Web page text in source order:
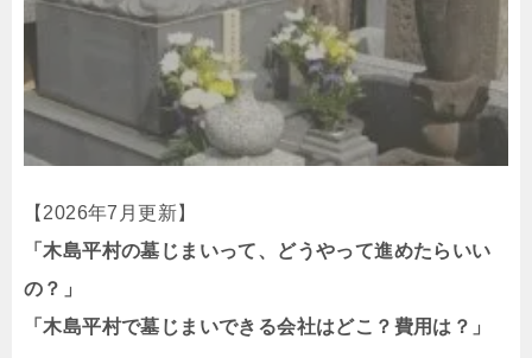
【2026年7月更新】
「木島平村の墓じまいって、どうやって進めたらいい
の？」
「木島平村で墓じまいできる会社はどこ？費用は？」